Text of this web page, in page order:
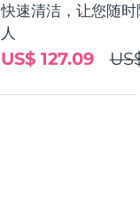
快速清洁，让您随
人
US$ 127.09